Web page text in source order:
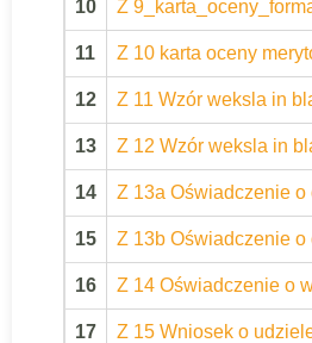
10 Z
11 Z 10 karta oceny
12 Z 11 Wzór weksla in
13 Z 12 Wzór weksla in
14 Z 13a Oświadczenie
15 Z 13b Oświadczenie
16 Z 14 Oświadczenie o
17 Z 15 Wniosek o